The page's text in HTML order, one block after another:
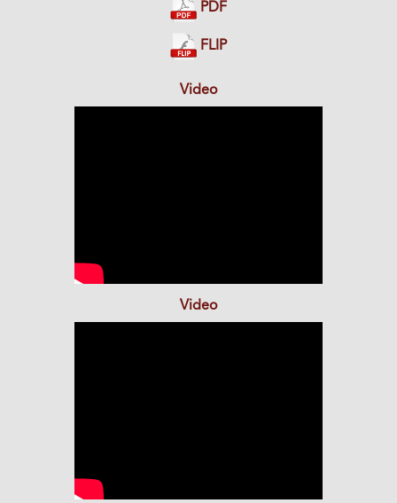
PDF
FLIP
Video
Video